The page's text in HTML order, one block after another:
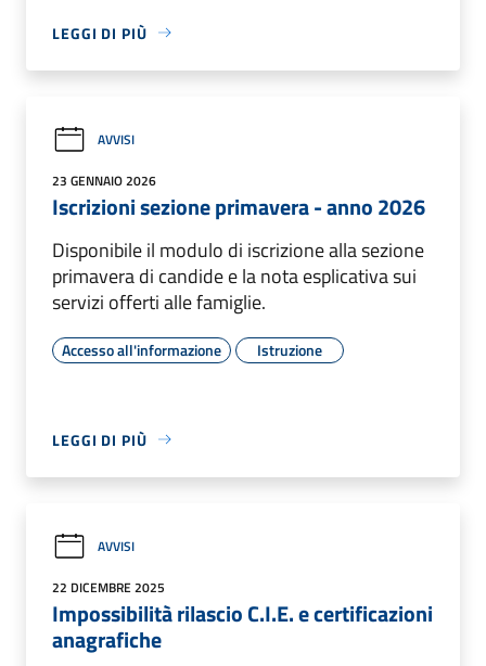
LEGGI DI PIÙ
AVVISI
23 GENNAIO 2026
Iscrizioni sezione primavera - anno 2026
Disponibile il modulo di iscrizione alla sezione
primavera di candide e la nota esplicativa sui
servizi offerti alle famiglie.
Accesso all'informazione Istruzione
LEGGI DI PIÙ
AVVISI
22 DICEMBRE 2025
Impossibilità rilascio C.I.E. e certificazioni
anagrafiche